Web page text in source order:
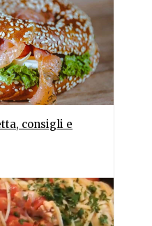
consigli e